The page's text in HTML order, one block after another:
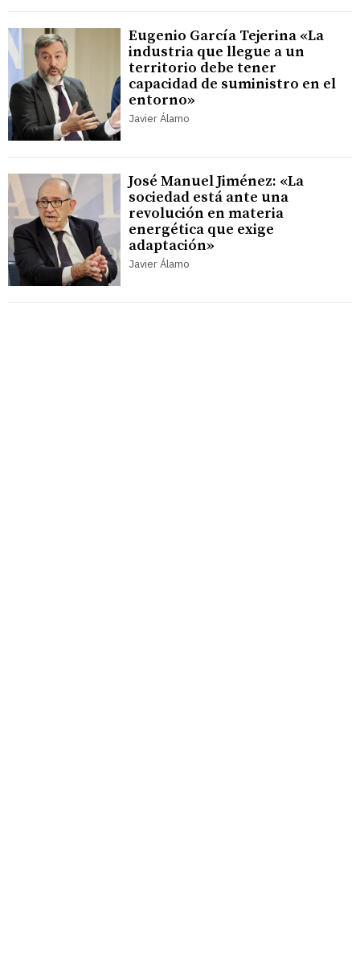
Eugenio García Tejerina «La
industria que llegue a un
territorio debe tener
capacidad de suministro en el
entorno»
Javier Álamo
José Manuel Jiménez: «La
sociedad está ante una
revolución en materia
energética que exige
adaptación»
Javier Álamo